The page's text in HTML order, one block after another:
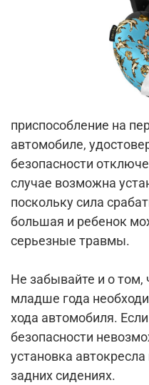
приспособление на
автомобиле,
безопасности
случае возможна
поскольку сила
большая и ребенок
серьезные травмы.
Не забывайте и о том,
младше года
хода автомобиля.
безопасности
установка
задних сидениях.